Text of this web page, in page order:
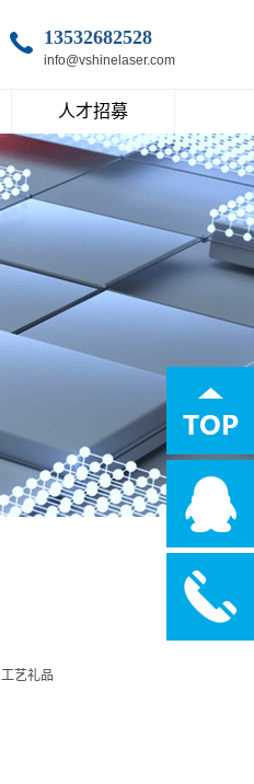
13532682528
info@vshinelaser.com
人才招募
人才理念
加入万象
工艺礼品